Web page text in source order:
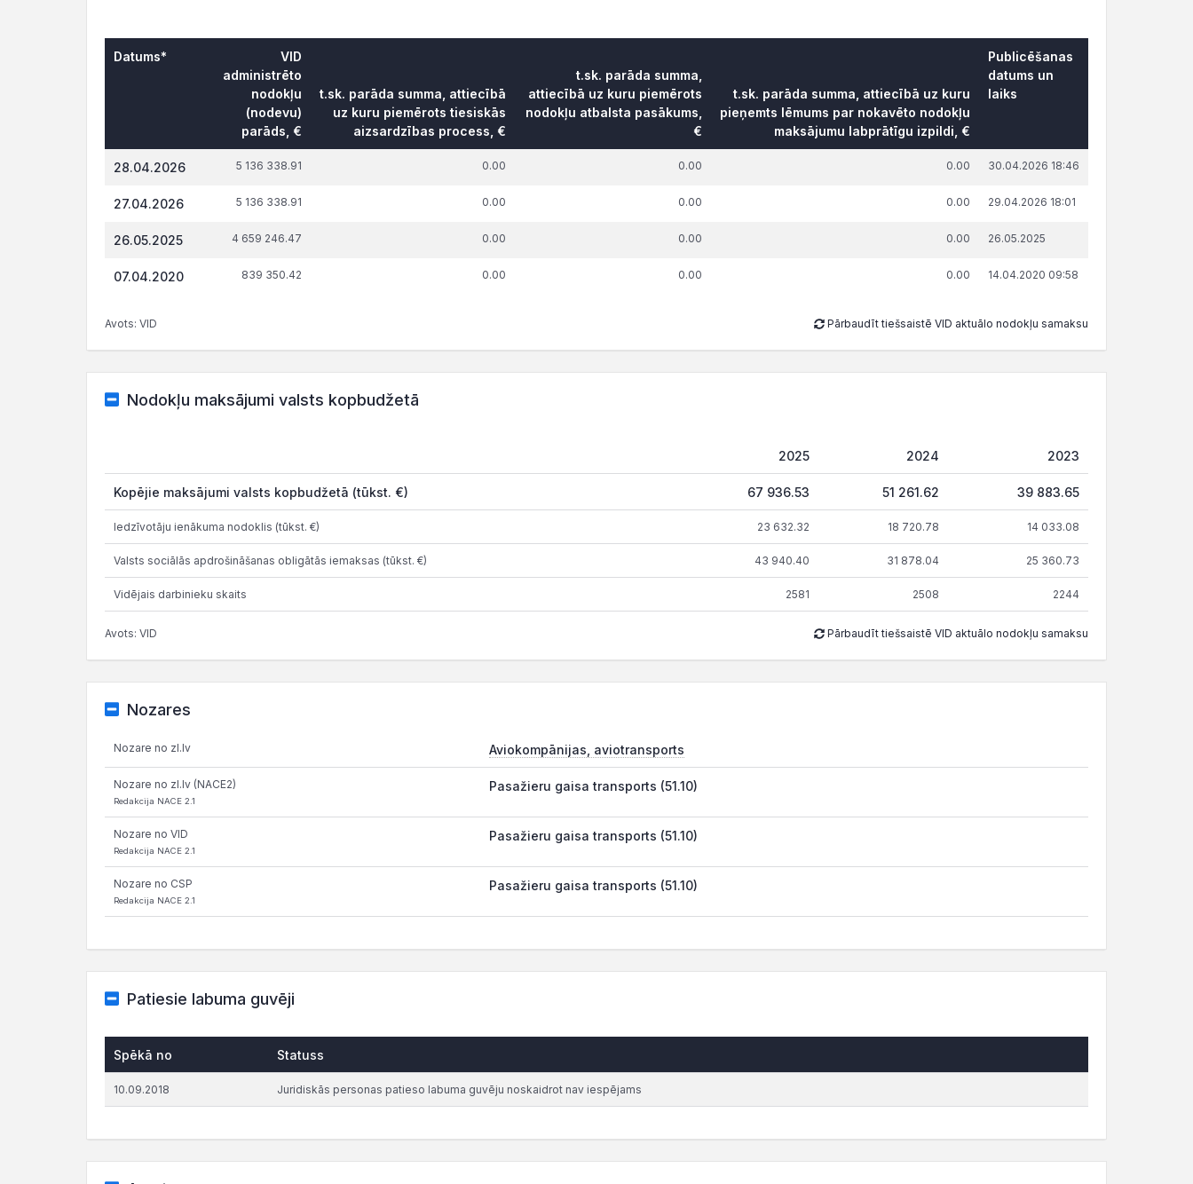
Datums*
VID
administrēto
nodokļu
(nodevu)
parāds, €
t.sk. parāda summa, attiecībā
uz kuru piemērots tiesiskās
aizsardzības process, €
t.sk. parāda summa,
attiecībā uz kuru piemērots
nodokļu atbalsta pasākums,
€
t.sk. parāda summa, attiecībā uz kuru
pieņemts lēmums par nokavēto nodokļu
maksājumu labprātīgu izpildi, €
Publicēšanas
datums un
laiks
28.04.2026 5 136 338.91 0.00 0.00 0.00 30.04.2026 18:46
27.04.2026 5 136 338.91 0.00 0.00 0.00 29.04.2026 18:01
26.05.2025 4 659 246.47 0.00 0.00 0.00 26.05.2025
07.04.2020 839 350.42 0.00 0.00 0.00 14.04.2020 09:58
Avots: VID Pārbaudīt tiešsaistē VID aktuālo nodokļu samaksu
Nodokļu maksājumi valsts kopbudžetā
2025 2024 2023
Kopējie maksājumi valsts kopbudžetā (tūkst. €) 67 936.53 51 261.62 39 883.65
Iedzīvotāju ienākuma nodoklis (tūkst. €) 23 632.32 18 720.78 14 033.08
Valsts sociālās apdrošināšanas obligātās iemaksas (tūkst. €) 43 940.40 31 878.04 25 360.73
Vidējais darbinieku skaits 2581 2508 2244
Avots: VID Pārbaudīt tiešsaistē VID aktuālo nodokļu samaksu
Nozares
Nozare no zl.lv Aviokompānijas, aviotransports
Nozare no zl.lv (NACE2)
Redakcija NACE 2.1
Pasažieru gaisa transports (51.10)
Nozare no VID
Redakcija NACE 2.1
Pasažieru gaisa transports (51.10)
Nozare no CSP
Redakcija NACE 2.1
Pasažieru gaisa transports (51.10)
Patiesie labuma guvēji
Spēkā no Statuss
10.09.2018 Juridiskās personas patieso labuma guvēju noskaidrot nav iespējams